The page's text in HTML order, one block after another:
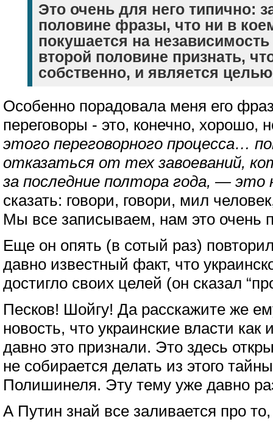
Это очень для него типично:
половине фразы, что ни в
покушается на
второй половине признать,
собственно, и является
Особенно порадовала меня его
переговоры - это, конечно, хорошо,
этого переговорного процесса…
отказаться от тех завоеваний,
за последние полтора года, — это
сказать: говори, говори, мил
Мы все записываем, нам это очень
Еще он опять (в сотый раз)
давно известный факт, что
достигло своих целей (он сказал
Песков! Шойгу! Да расскажите же
новость, что украинские власти
давно это признали. Это здесь
не собирается делать из этого
Полишинеля. Эту тему уже давно
А Путин знай все заливается про